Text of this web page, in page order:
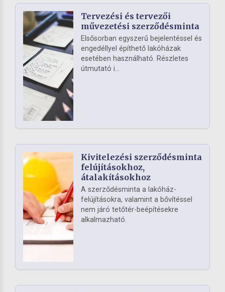
Tervezési és tervezői
művezetési szerződésminta
Elsősorban egyszerű bejelentéssel és
engedéllyel építhető lakóházak
esetében használható. Részletes
útmutató i...
Kivitelezési szerződésminta
felújításokhoz,
átalakításokhoz
A szerződésminta a lakóház-
felújításokra, valamint a bővítéssel
nem járó tetőtér-beépítésekre
alkalmazható.